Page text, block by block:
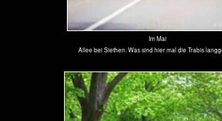
Im August
Allee zwischen Nauen und Berge